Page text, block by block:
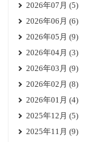
2026年07月 (5)
2026年06月 (6)
2026年05月 (9)
2026年04月 (3)
2026年03月 (9)
2026年02月 (8)
2026年01月 (4)
2025年12月 (5)
2025年11月 (9)